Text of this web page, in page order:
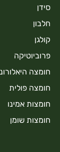
סידן
חלבון
קולגן
פרוביוטיקה
חומצה
חומצה פולית
חומצות אמינו
חומצות שומן